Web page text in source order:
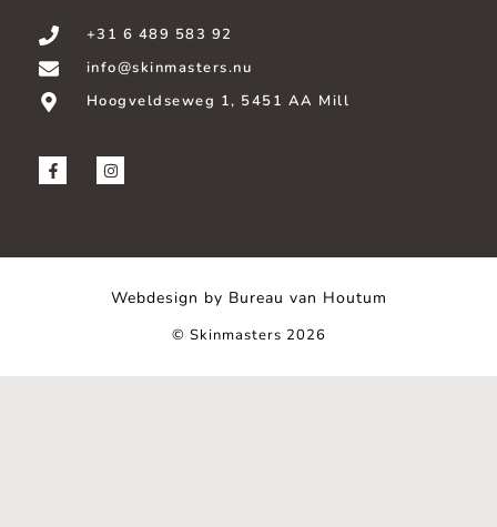
+31 6 489 583 92
info@skinmasters.nu
Hoogveldseweg 1, 5451 AA Mill
Webdesign by Bureau van Houtum
© Skinmasters 2026